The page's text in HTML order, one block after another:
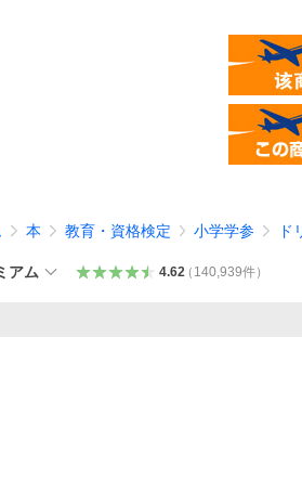
本 教育・資格検定 小学学参 ド
アム 4.62（ 140,939件）